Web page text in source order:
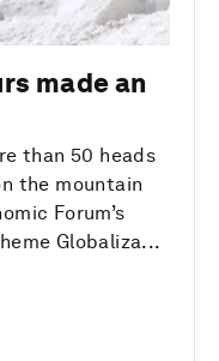
made an
than 50 heads
the mountain
Forum’s
Globaliza...